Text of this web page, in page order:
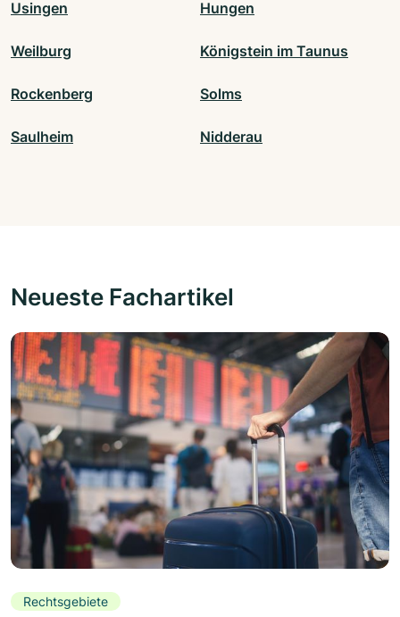
Usingen Hungen
Weilburg Königstein im Taunus
Rockenberg Solms
Saulheim Nidderau
Neueste Fachartikel
Rechtsgebiete